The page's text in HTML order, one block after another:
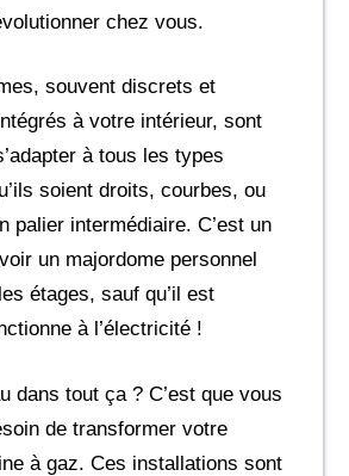
chez vous.
souvent discrets et
à votre intérieur, sont
à tous les types
soient droits, courbes, ou
palier intermédiaire. C’est un
un majordome personnel
étages, sauf qu’il est
à l’électricité !
dans tout ça ? C’est que vous
de transformer votre
à gaz. Ces installations sont